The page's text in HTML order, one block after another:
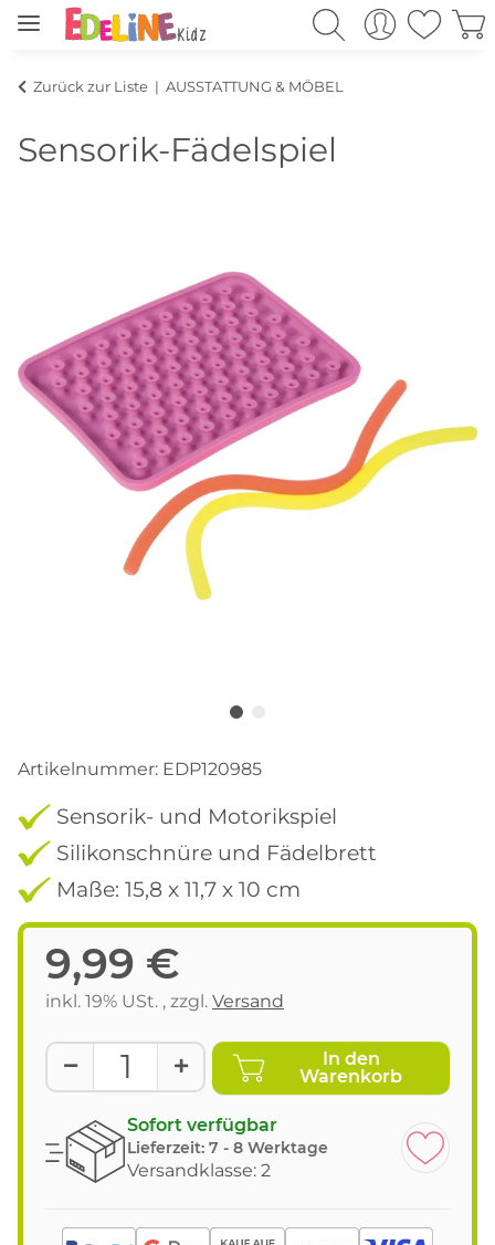
Zurück zur Liste AUSSTATTUNG & MÖBEL
Sensorik-Fädelspiel
Artikelnummer: EDP120985
Sensorik- und Motorikspiel
Silikonschnüre und Fädelbrett
Maße: 15,8 x 11,7 x 10 cm
9,99 €
inkl. 19% USt. , zzgl. Versand
In den
Warenkorb
Sofort verfügbar
Lieferzeit: 7 - 8 Werktage
Versandklasse: 2